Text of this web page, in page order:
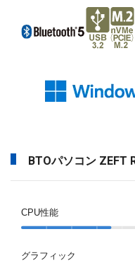
BTOパソコン ZEFT
CPU性能
グラフィック